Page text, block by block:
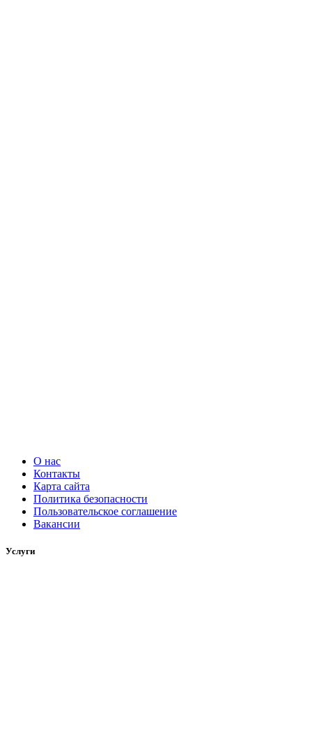
О нас
Контакты
Карта сайта
Политика безопасности
Пользовательское соглашение
Вакансии
Услуги